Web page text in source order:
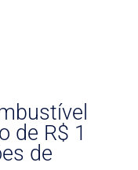
de R$ 1
de